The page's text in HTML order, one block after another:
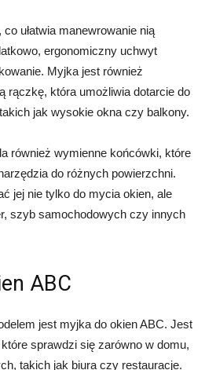
ułatwia manewrowanie nią
ergonomiczny uchwyt
Myjka jest również
rączkę, która umożliwia dotarcie do
jak wysokie okna czy balkony.
również wymienne końcówki, które
do różnych powierzchni.
jej nie tylko do mycia okien, ale
szyb samochodowych czy innych
ABC
jest myjka do okien ABC. Jest
sprawdzi się zarówno w domu,
takich jak biura czy restauracje.